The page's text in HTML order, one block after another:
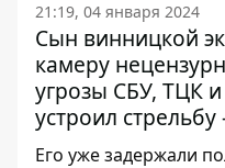
21:19, 04 января 2024
Сын винницкой
камеру
угрозы СБУ, ТЦК
устроил
Его уже задержали